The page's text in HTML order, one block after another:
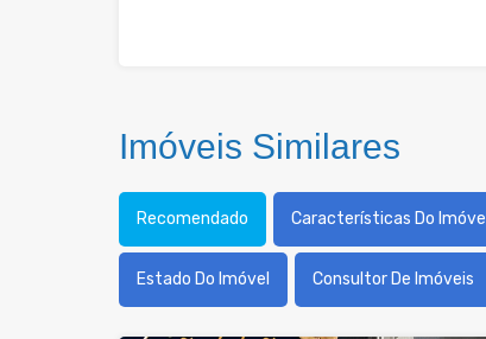
Imóveis Similares
Recomendado Características Do Imóvel
Estado Do Imóvel Consultor De Imóveis